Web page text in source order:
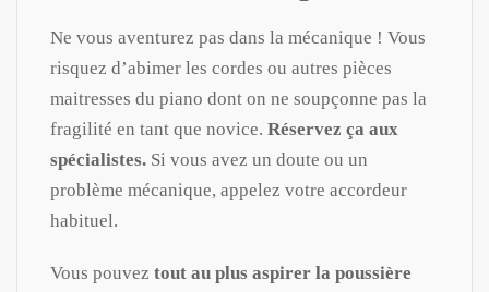
Ne vous aventurez pas dans la mécanique ! Vous
risquez d’abimer les cordes ou autres pièces
maitresses du piano dont on ne soupçonne pas la
fragilité en tant que novice. Réservez ça aux
spécialistes. Si vous avez un doute ou un
problème mécanique, appelez votre accordeur
habituel.
Vous pouvez tout au plus aspirer la poussière